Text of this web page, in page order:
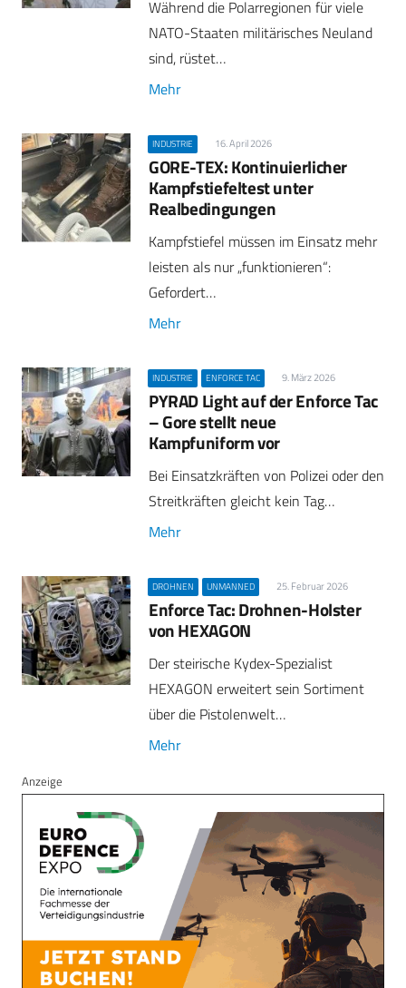
Während die Polarregionen für viele
NATO-Staaten militärisches Neuland
sind, rüstet…
Mehr
INDUSTRIE 16. April 2026
GORE-TEX: Kontinuierlicher
Kampfstiefeltest unter
Realbedingungen
Kampfstiefel müssen im Einsatz mehr
leisten als nur „funktionieren“:
Gefordert…
Mehr
INDUSTRIE ENFORCE TAC 9. März 2026
PYRAD Light auf der Enforce Tac
– Gore stellt neue
Kampfuniform vor
Bei Einsatzkräften von Polizei oder den
Streitkräften gleicht kein Tag…
Mehr
DROHNEN UNMANNED 25. Februar 2026
Enforce Tac: Drohnen-Holster
von HEXAGON
Der steirische Kydex-Spezialist
HEXAGON erweitert sein Sortiment
über die Pistolenwelt…
Mehr
Anzeige